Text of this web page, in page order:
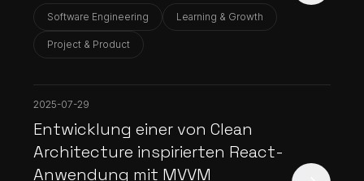
Software Engineering Learning & Growth
Project & Product
2025-07-29
Entwicklung einer von Clean
Architecture inspirierten React-
Anwendung mit MVVM